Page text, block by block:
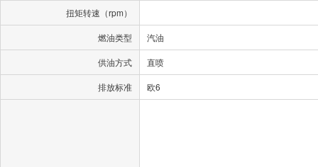
扭矩转速（rpm）
燃油类型 汽油
供油方式 直喷
排放标准 欧6